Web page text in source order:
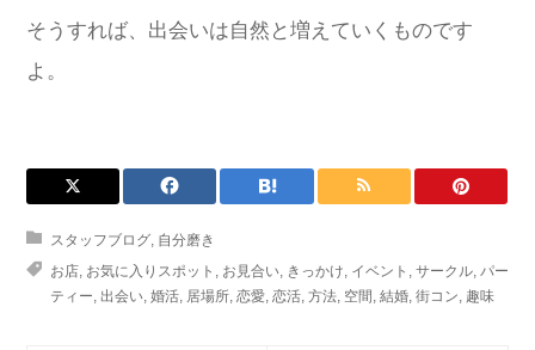
そうすれば、出会いは自然と増えていくものです
よ。
スタッフブログ, 自分磨き
お店, お気に入りスポット , お見合い, きっかけ, イベント , サークル, パー
ティー, 出会い, 婚活, 居場所, 恋愛, 恋活, 方法, 空間 , 結婚, 街コン, 趣味